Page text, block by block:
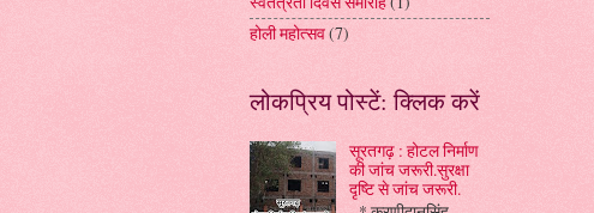
होली महोत्सव(7)
लोकप्रिय पोस्टें: क्लिक करें
सूरतगढ़ : होटल निर्माण
की जांच जरूरी.सुरक्षा
दृष्टि से जांच जरूरी.